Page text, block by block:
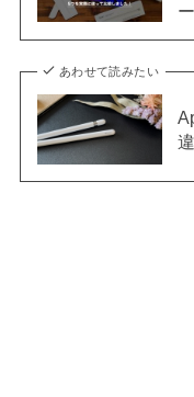
あわせて読みたい